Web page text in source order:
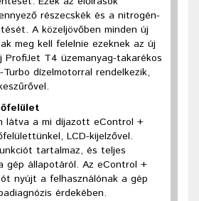
részecskék és a nitrogén-
A közeljövőben minden új
meg kell felelnie ezeknek az új
ProfiJet T4 üzemanyag-takarékos
dízelmotorral rendelkezik,
látva a mi díjazott eControl +
LCD-kijelzővel.
tartalmaz, és teljes
állapotáról. Az eControl +
nyújt a felhasználónak a gép
érdekében.